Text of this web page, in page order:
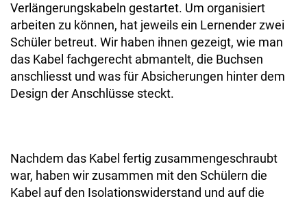
Verlängerungskabeln gestartet. Um organisiert
arbeiten zu können, hat jeweils ein Lernender zwei
Schüler betreut. Wir haben ihnen gezeigt, wie man
das Kabel fachgerecht abmantelt, die Buchsen
anschliesst und was für Absicherungen hinter dem
Design der Anschlüsse steckt.
Nachdem das Kabel fertig zusammengeschraubt
war, haben wir zusammen mit den Schülern die
Kabel auf den Isolationswiderstand und auf die